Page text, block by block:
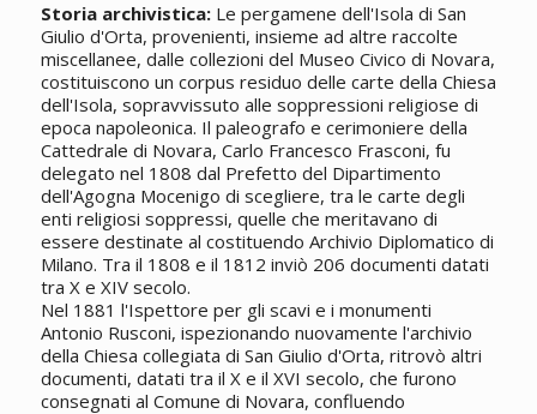
Storia archivistica:Le pergamene dell'Isola di San
Giulio d'Orta, provenienti, insieme ad altre raccolte
miscellanee, dalle collezioni del Museo Civico di Novara,
costituiscono un corpus residuo delle carte della Chiesa
dell'Isola, sopravvissuto alle soppressioni religiose di
epoca napoleonica. Il paleografo e cerimoniere della
Cattedrale di Novara, Carlo Francesco Frasconi, fu
delegato nel 1808 dal Prefetto del Dipartimento
dell'Agogna Mocenigo di scegliere, tra le carte degli
enti religiosi soppressi, quelle che meritavano di
essere destinate al costituendo Archivio Diplomatico di
Milano. Tra il 1808 e il 1812 inviò 206 documenti datati
tra X e XIV secolo.
Nel 1881 l'Ispettore per gli scavi e i monumenti
Antonio Rusconi, ispezionando nuovamente l'archivio
della Chiesa collegiata di San Giulio d'Orta, ritrovò altri
documenti, datati tra il X e il XVI secolo, che furono
consegnati al Comune di Novara, confluendo